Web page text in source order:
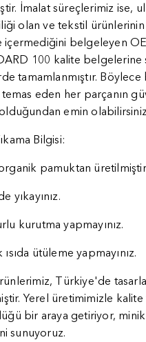
İmalat süreçlerimiz ise,
olan ve tekstil ürünlerinin
içermediğini belgeleyen
100 kalite belgelerine
tamamlanmıştır.
eden her parçanın
emin
Bilgisi:
pamuktan
yıkayınız.
kurutma yapmayınız.
ısıda ütüleme yapmayınız.
Türkiye'de
Yerel üretimimizle kalite
bir araya getiriyor,
sunuyoruz.